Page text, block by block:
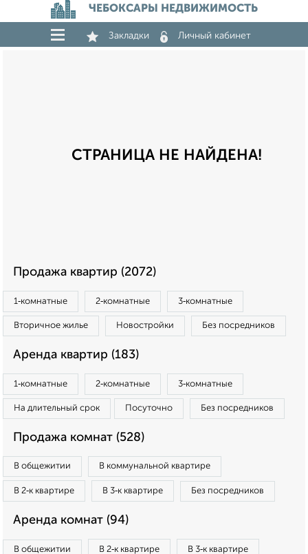
ЧЕБОКСАРЫ НЕДВИЖИМОСТЬ
Закладки Личный кабинет
СТРАНИЦА НЕ НАЙДЕНА!
Продажа квартир (2072)
1‑комнатные 2‑комнатные 3‑комнатные
Вторичное жилье Новостройки Без посредников
Аренда квартир (183)
1‑комнатные 2‑комнатные 3‑комнатные
На длительный срок Посуточно Без посредников
Продажа комнат (528)
В общежитии В коммунальной квартире
В 2‑к квартире В 3‑к квартире Без посредников
Аренда комнат (94)
В общежитии В 2‑к квартире В 3‑к квартире